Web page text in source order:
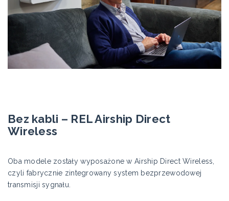
Bez kabli – REL Airship Direct
Wireless
Oba modele zostały wyposażone w Airship Direct Wireless,
czyli fabrycznie zintegrowany system bezprzewodowej
transmisji sygnału.